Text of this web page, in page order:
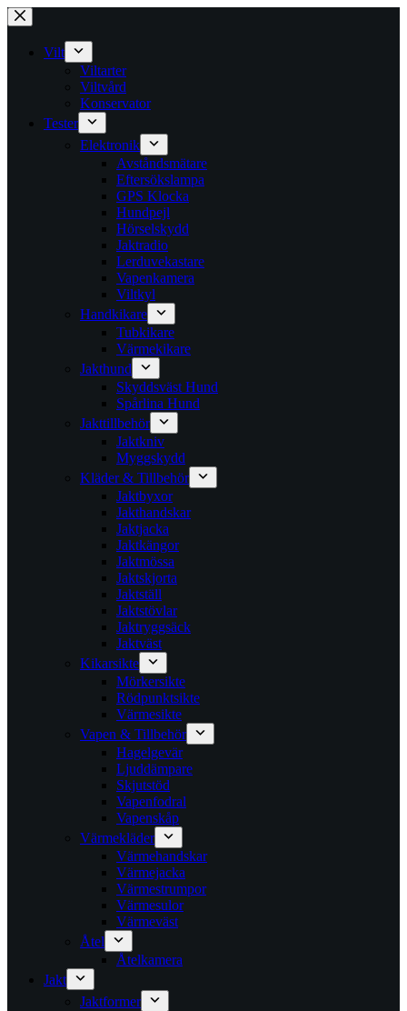
Skip
to
contentVilt
Viltarter
Viltvård
Konservator
Tester
Elektronik
Avståndsmätare
Eftersökslampa
GPS Klocka
Hundpejl
Hörselskydd
Jaktradio
Lerduvekastare
Vapenkamera
Viltkyl
Handkikare
Tubkikare
Värmekikare
Jakthund
Skyddsväst Hund
Spårlina Hund
Jakttillbehör
Jaktkniv
Myggskydd
Kläder & Tillbehör
Jaktbyxor
Jakthandskar
Jaktjacka
Jaktkängor
Jaktmössa
Jaktskjorta
Jaktställ
Jaktstövlar
Jaktryggsäck
Jaktväst
Kikarsikte
Mörkersikte
Rödpunktsikte
Värmesikte
Vapen & Tillbehör
Hagelgevär
Ljuddämpare
Skjutstöd
Vapenfodral
Vapenskåp
Värmekläder
Värmehandskar
Värmejacka
Värmestrumpor
Värmesulor
Värmeväst
Åtel
Åtelkamera
Jakt
Jaktformer